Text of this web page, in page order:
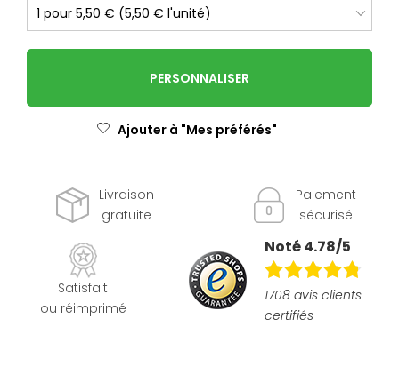
PERSONNALISER
Ajouter à "Mes préférés"
Livraison
gratuite
Paiement
sécurisé
Satisfait
ou réimprimé
Noté 4.78/5
1708 avis clients
certifiés